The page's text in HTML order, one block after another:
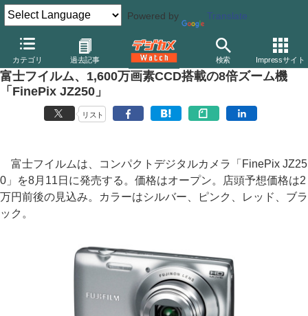
Powered by Translate
カテゴリ 過去記事 検索 Impressサイト
デジカメ Watch カメラ レンズ一体型（コンパクト）カメラ 富
富士フイルム、1,600万画素CCD搭載の8倍ズーム機
「FinePix JZ250」
リスト
富士フイルムは、コンパクトデジタルカメラ「FinePix JZ25
0」を8月11日に発売する。価格はオープン。店頭予想価格は2
万円前後の見込み。カラーはシルバー、ピンク、レッド、ブラ
ック。